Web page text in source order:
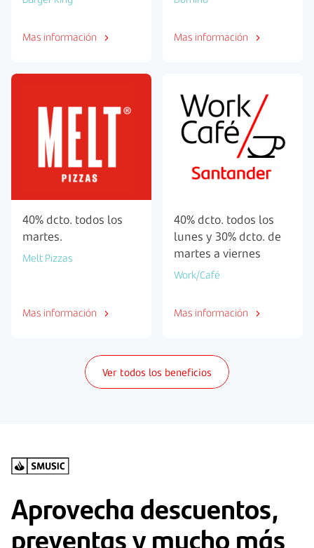
Mas información Mas información
40% dcto. todos los
martes.
Melt Pizzas
Mas información
40% dcto. todos los
lunes y 30% dcto. de
martes a viernes
Work/Café
Mas información
Ver todos los beneficios
Aprovecha descuentos,
preventas y mucho más